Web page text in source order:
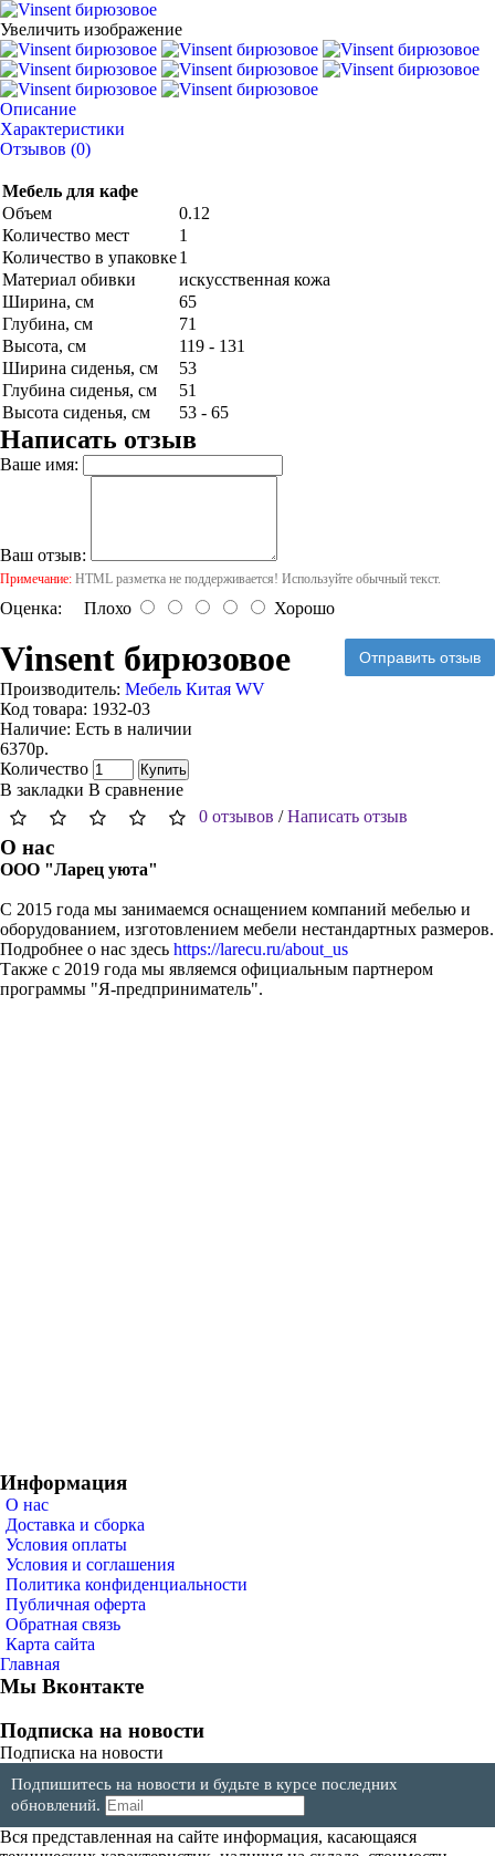
Увеличить изображение
Описание
Характеристики
Отзывов (0)
Мебель для кафе
Объем
0.12
Количество мест
1
Количество в упаковке1
Материал обивки
искусственная кожа
Ширина, см
65
Глубина, см
71
Высота, см
119 - 131
Ширина сиденья, см
53
Глубина сиденья, см
51
Высота сиденья, см
53 - 65
Написать отзыв
Ваше имя:
Ваш отзыв:
Примечание: HTML разметка не поддерживается! Используйте обычный текст.
Оценка: Плохо Хорошо
Отправить отзыв
Vinsent бирюзовое
Производитель: Мебель Китая WV
Код товара: 1932-03
Наличие: Есть в наличии
6370р.
Количество
Купить
В закладки В сравнение
0 отзывов /Написать отзыв
О нас
ООО "Ларец уюта"
С 2015 года мы занимаемся оснащением компаний мебелью и
оборудованием, изготовлением мебели нестандартных размеров.
Подробнее о нас здесь https://larecu.ru/about_us
Также с 2019 года мы являемся официальным партнером
программы "Я-предприниматель".
Информация
О нас
Доставка и сборка
Условия оплаты
Условия и соглашения
Политика конфиденциальности
Публичная оферта
Обратная связь
Карта сайта
Главная
Мы Вконтакте
Подписка на новости
Подписка на новости
Подпишитесь на новости и будьте в курсе последних
обновлений.
Вся представленная на сайте информация, касающаяся